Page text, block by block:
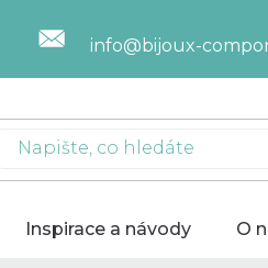
info@bijoux-
Inspirace a návody O